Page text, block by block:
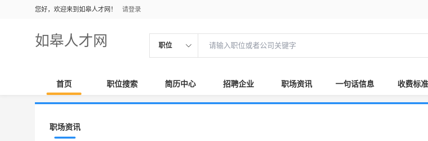
您好，欢迎来到如皋人才网！ 请登录
如皋人才网 职位
首页 职位搜索 简历中心 招聘企业 职场资讯 一句话信息 收费标准
职场资讯